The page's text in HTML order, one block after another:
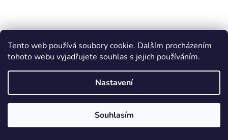
Tento web používá soubory cookie. Dalším procházením
tohoto webu vyjadřujete souhlas s jejich používáním.
Nastavení
Souhlasím